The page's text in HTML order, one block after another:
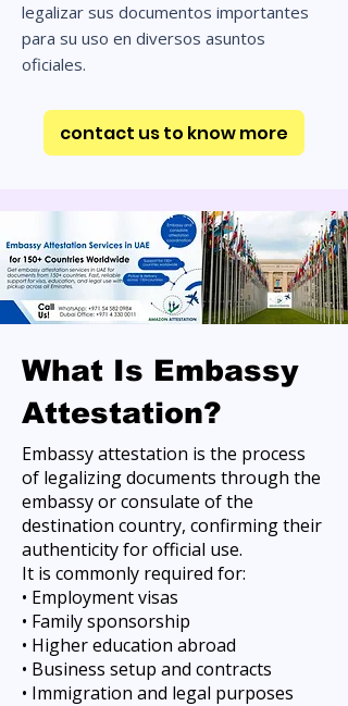
legalizar sus documentos importantes
para su uso en diversos asuntos
oficiales.
contact us to know more
What Is Embassy
Attestation?
Embassy attestation is the process
of legalizing documents through the
embassy or consulate of the
destination country, confirming their
authenticity for official use.
It is commonly required for:
• Employment visas
• Family sponsorship
• Higher education abroad
• Business setup and contracts
• Immigration and legal purposes